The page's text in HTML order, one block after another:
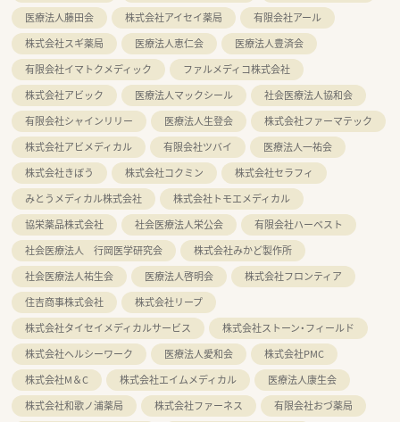
医療法人藤田会
株式会社アイセイ薬局
有限会社アール
株式会社スギ薬局
医療法人恵仁会
医療法人豊済会
有限会社イマトクメディック
ファルメディコ株式会社
株式会社アビック
医療法人マックシール
社会医療法人協和会
有限会社シャインリリー
医療法人生登会
株式会社ファーマテック
株式会社アビメディカル
有限会社ツバイ
医療法人一祐会
株式会社きぼう
株式会社コクミン
株式会社セラフィ
みとうメディカル株式会社
株式会社トモエメディカル
協栄薬品株式会社
社会医療法人栄公会
有限会社ハーベスト
社会医療法人 行岡医学研究会
株式会社みかど製作所
社会医療法人祐生会
医療法人啓明会
株式会社フロンティア
住吉商事株式会社
株式会社リープ
株式会社タイセイメディカルサービス
株式会社ストーン・フィールド
株式会社ヘルシーワーク
医療法人愛和会
株式会社PMC
株式会社M＆C
株式会社エイムメディカル
医療法人康生会
株式会社和歌ノ浦薬局
株式会社ファーネス
有限会社おづ薬局